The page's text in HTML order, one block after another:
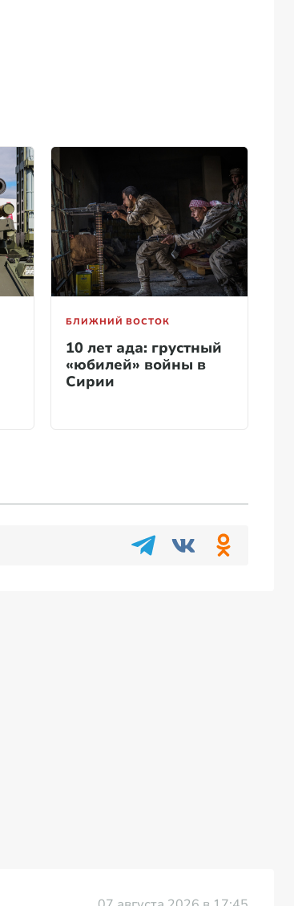
БЛИЖНИЙ ВОСТОК
10 лет ада: грустный
«юбилей» войны в
Сирии